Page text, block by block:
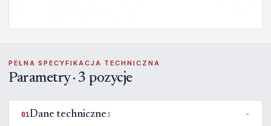
PEŁNA SPECYFIKACJA TECHNICZNA
Parametry · 3 pozycje
01Dane techniczne3